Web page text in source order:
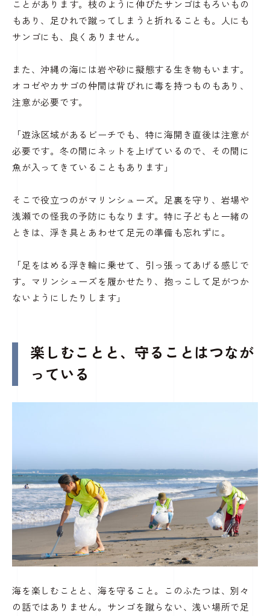
ことがあります。枝のように伸びたサンゴはもろいもの
もあり、足ひれで蹴ってしまうと折れることも。人にも
サンゴにも、良くありません。
また、沖縄の海には岩や砂に擬態する生き物もいます。
オコゼやカサゴの仲間は背びれに毒を持つものもあり、
注意が必要です。
「遊泳区域があるビーチでも、特に海開き直後は注意が
必要です。冬の間にネットを上げているので、その間に
魚が入ってきていることもあります」
そこで役立つのがマリンシューズ。足裏を守り、岩場や
浅瀬での怪我の予防にもなります。特に子どもと一緒の
ときは、浮き具とあわせて足元の準備も忘れずに。
「足をはめる浮き輪に乗せて、引っ張ってあげる感じで
す。マリンシューズを履かせたり、抱っこして足がつか
ないようにしたりします」
楽しむことと、守ることはつなが
っている
海を楽しむことと、海を守ること。このふたつは、別々
の話ではありません。 サンゴを蹴らない、浅い場所で足